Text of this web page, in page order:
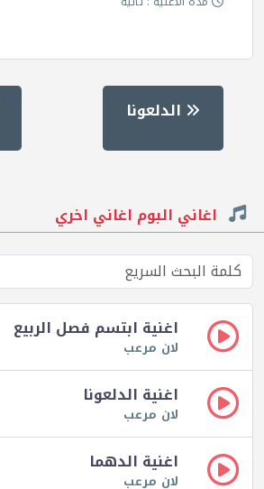
الدلعونا
اغاني البوم اغاني اخري
اغنية ابتسم فصل الربيع
لان مرعب
اغنية الدلعونا
لان مرعب
اغنية الدهما
لان مرعب